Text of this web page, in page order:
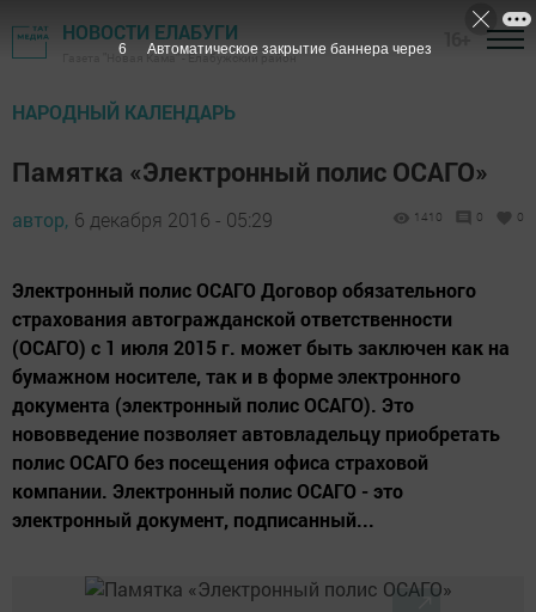
НОВОСТИ ЕЛАБУГИ
Газета "Новая Кама" - Елабужский район
НАРОДНЫЙ КАЛЕНДАРЬ
Памятка «Электронный полис ОСАГО»
автор, 6 декабря 2016 - 05:29 1410 0 0
Электронный полис ОСАГО Договор обязательного
страхования автогражданской ответственности
(ОСАГО) с 1 июля 2015 г. может быть заключен как на
бумажном носителе, так и в форме электронного
документа (электронный полис ОСАГО). Это
нововведение позволяет автовладельцу приобретать
полис ОСАГО без посещения офиса страховой
компании. Электронный полис ОСАГО - это
электронный документ, подписанный...
5 Автоматическое закрытие баннера через